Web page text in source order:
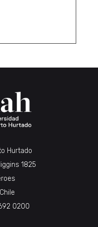
Hurtado
1825
0200